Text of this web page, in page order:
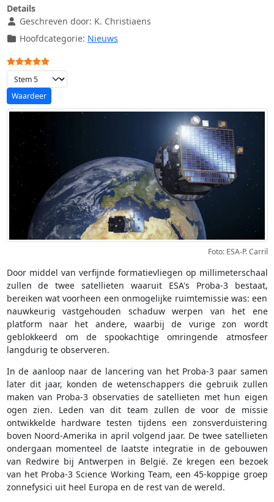
Details
Geschreven door: K. Christiaens
Hoofdcategorie: Nieuws
Gebruikerswaardering:
Voeg waardering toe
Foto: ESA-P. Carril
Door middel van verfijnde formatievliegen op millimeterschaal
zullen de twee satellieten waaruit ESA's Proba-3 bestaat,
bereiken wat voorheen een onmogelijke ruimtemissie was: een
nauwkeurig vastgehouden schaduw werpen van het ene
platform naar het andere, waarbij de vurige zon wordt
geblokkeerd om de spookachtige omringende atmosfeer
langdurig te observeren.
In de aanloop naar de lancering van het Proba-3 paar samen
later dit jaar, konden de wetenschappers die gebruik zullen
maken van Proba-3 observaties de satellieten met hun eigen
ogen zien. Leden van dit team zullen de voor de missie
ontwikkelde hardware testen tijdens een zonsverduistering
boven Noord-Amerika in april volgend jaar. De twee satellieten
ondergaan momenteel de laatste integratie in de gebouwen
van Redwire bij Antwerpen in België. Ze kregen een bezoek
van het Proba-3 Science Working Team, een 45-koppige groep
zonnefysici uit heel Europa en de rest van de wereld.